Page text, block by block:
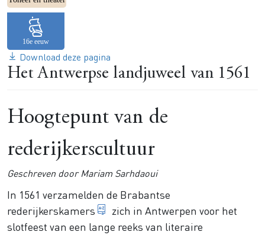
Download deze pagina
Het Antwerpse landjuweel van 1561
Hoogtepunt van de
rederijkerscultuur
Geschreven door Mariam Sarhdaoui
In 1561 verzamelden de Brabantse
rederijkerskamers
literaire amateurverenigingen
zich in Antwerpen voor het
slotfeest van een lange reeks van literaire